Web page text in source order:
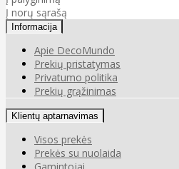
Į norų sąrašą
Informacija
Apie DecoMundo
Prekių pristatymas
Privatumo politika
Prekių grąžinimas
Klientų aptarnavimas
Visos prekės
Prekės su nuolaida